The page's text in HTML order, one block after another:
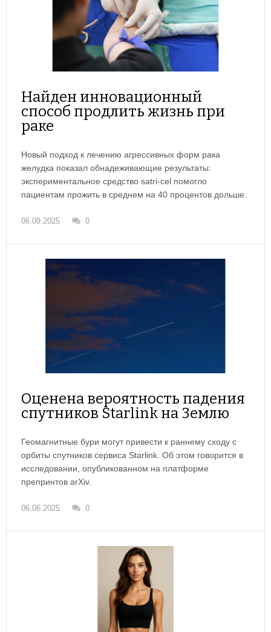
Найден инновационный
способ продлить жизнь при
раке
Новый подход к лечению агрессивных форм рака
желудка показал обнадеживающие результаты:
экспериментальное средство satri-cel помогло
пациентам прожить в среднем на 40 процентов дольше.
06.09.2025 0
Оценена вероятность падения
спутников Starlink на Землю
Геомагнитные бури могут привести к раннему сходу с
орбиты спутников сервиса Starlink. Об этом говорится в
исследовании, опубликованном на платформе
препринтов arXiv.
06.06.2025 0